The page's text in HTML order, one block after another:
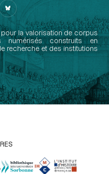
la valorisation de corpus
numérisés construits en
recherche et des institutions